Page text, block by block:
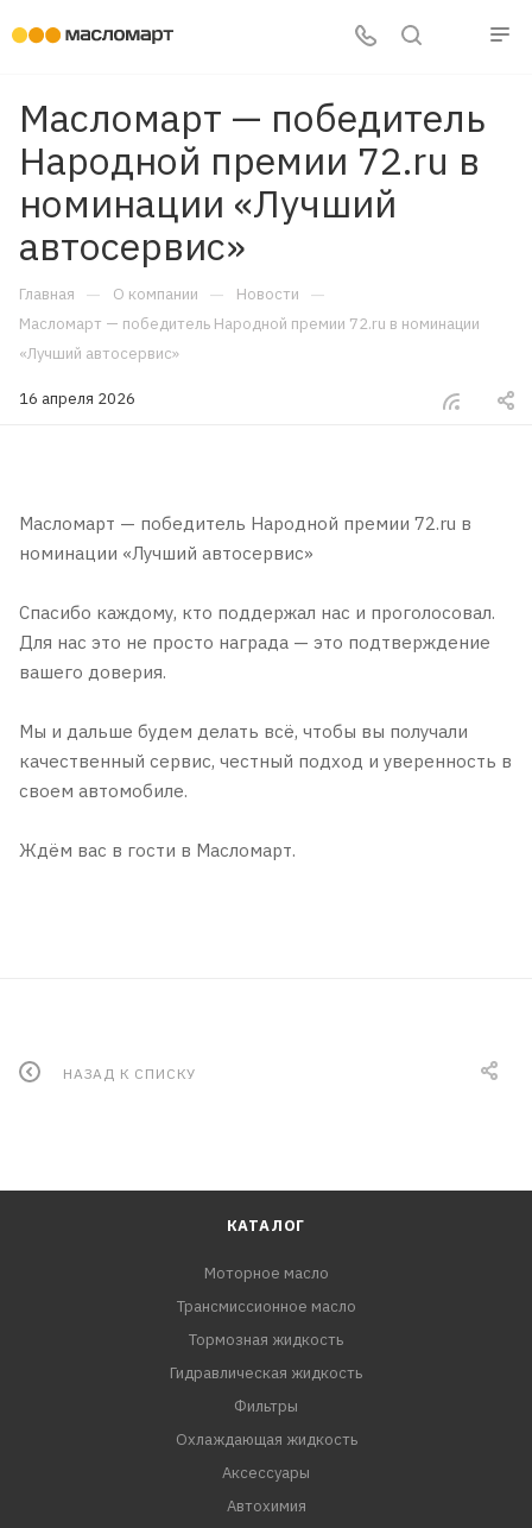
Масломарт — победитель
Народной премии 72.ru в
номинации «Лучший
автосервис»
Главная — О компании — Новости —
Масломарт — победитель Народной премии 72.ru в номинации
«Лучший автосервис»
16 апреля 2026
Масломарт — победитель Народной премии 72.ru в
номинации «Лучший автосервис»
Спасибо каждому, кто поддержал нас и проголосовал.
Для нас это не просто награда — это подтверждение
вашего доверия.
Мы и дальше будем делать всё, чтобы вы получали
качественный сервис, честный подход и уверенность в
своем автомобиле.
Ждём вас в гости в Масломарт.
НАЗАД К СПИСКУ
КАТАЛОГ
Моторное масло
Трансмиссионное масло
Тормозная жидкость
Гидравлическая жидкость
Фильтры
Охлаждающая жидкость
Аксессуары
Автохимия